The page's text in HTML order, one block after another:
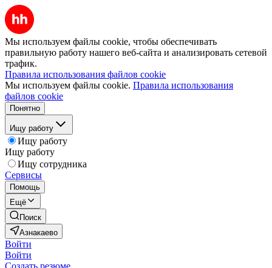
Мы используем файлы cookie, чтобы обеспечивать
правильную работу нашего веб-сайта и анализировать сетевой
трафик.
Правила использования файлов cookie
Мы используем файлы cookie. Правила использования
файлов cookie
Понятно
Ищу работу
Ищу работу
Ищу работу
Ищу сотрудника
Сервисы
Помощь
Ещё
Поиск
Азнакаево
Войти
Войти
Создать резюме